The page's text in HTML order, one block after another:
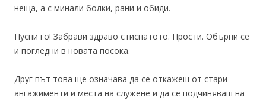
неща, а с минали болки, рани и обиди.
Пусни го! Забрави здраво стиснатото. Прости. Обърни се
и погледни в новата посока.
Друг път това ще означава да се откажеш от стари
ангажименти и места на служене и да се подчиняваш на